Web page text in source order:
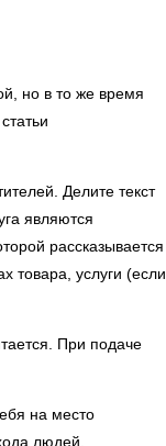
но в то же время
Делите текст
являются
рассказывается
товара, услуги (если
При подаче
на место
людей.